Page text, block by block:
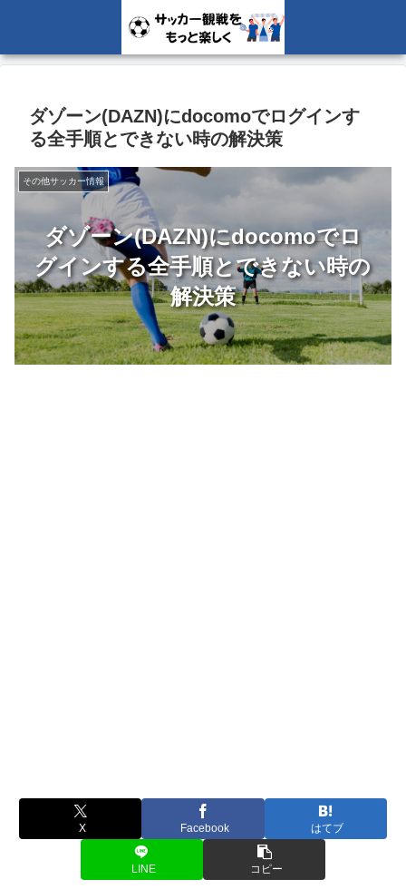
ダゾーン(DAZN)にdocomoでログインす
る全手順とできない時の解決策
ダゾーン(DAZN)にdocomoでロ
グインする全手順とできない時の
解決策
その他サッカー情報
X Facebook はてブ
LINE コピー